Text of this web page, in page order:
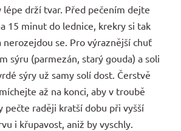
lépe drží tvar. Před pečením dejte
15 minut do lednice, krekry si tak
se. Pro výraznější chuť
sýru (parmezán, starý gouda) a soli
sýry už samy solí dost. Čerstvě
až na konci, aby v troubě
pečte raději kratší dobu při vyšší
i křupavost, aniž by vyschly.